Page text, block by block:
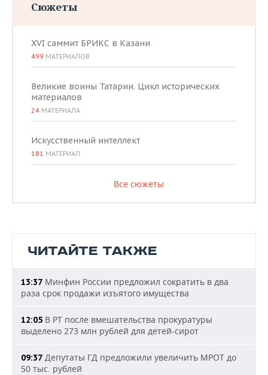
Сюжеты
XVI саммит БРИКС в Казани
499 МАТЕРИАЛОВ
Великие воины Татарии. Цикл исторических
материалов
24 МАТЕРИАЛА
Искусственный интеллект
181 МАТЕРИАЛ
Все сюжеты
ЧИТАЙТЕ ТАКЖЕ
13:37 Минфин России предложил сократить в два
раза срок продажи изъятого имущества
12:05 В РТ после вмешательства прокуратуры
выделено 273 млн рублей для детей-сирот
09:37 Депутаты ГД предложили увеличить МРОТ до
50 тыс. рублей